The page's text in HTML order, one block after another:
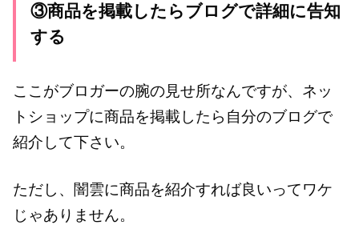
③商品を掲載したらブログで詳細に告知
する
ここがブロガーの腕の見せ所なんですが、ネッ
トショップに商品を掲載したら自分のブログで
紹介して下さい。
ただし、闇雲に商品を紹介すれば良いってワケ
じゃありません。